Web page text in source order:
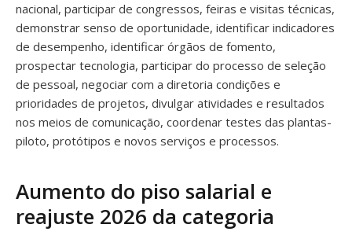
nacional, participar de congressos, feiras e visitas técnicas,
demonstrar senso de oportunidade, identificar indicadores
de desempenho, identificar órgãos de fomento,
prospectar tecnologia, participar do processo de seleção
de pessoal, negociar com a diretoria condições e
prioridades de projetos, divulgar atividades e resultados
nos meios de comunicação, coordenar testes das plantas-
piloto, protótipos e novos serviços e processos.
Aumento do piso salarial e
reajuste 2026 da categoria